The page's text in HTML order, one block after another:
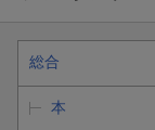
総合
本